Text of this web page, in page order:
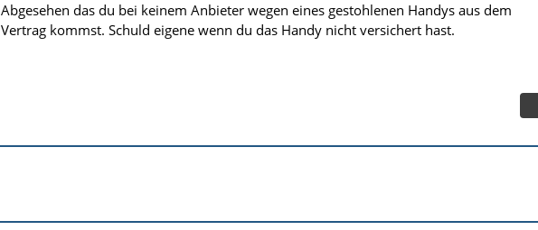
Abgesehen das du bei keinem Anbieter wegen eines gestohlenen Handys aus dem
Vertrag kommst. Schuld eigene wenn du das Handy nicht versichert hast.